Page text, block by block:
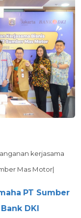
kerjasama
Mas Motor|
PT Sumber
Bank DKI